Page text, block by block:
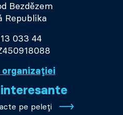
Bezdězem
Republika
033 44
pe peleți